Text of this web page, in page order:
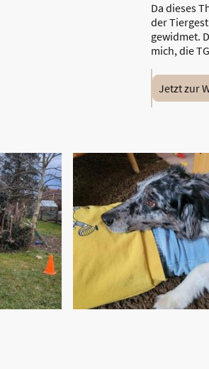
Da dieses
der
gewidmet.
mich, die
Jetzt zur